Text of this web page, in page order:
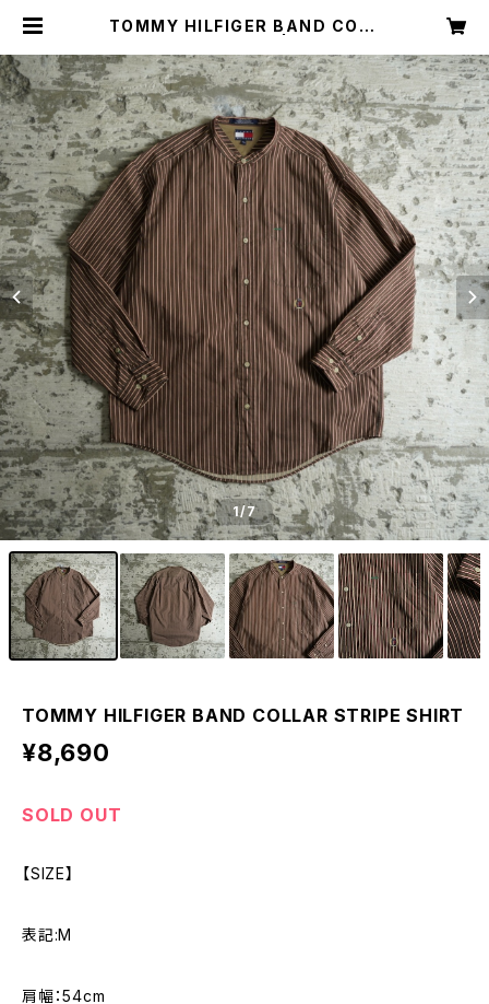
TOMMY HILFIGER BAND COLL
1/7
TOMMY HILFIGER BAND COLLAR STRIPE SHIRT
¥8,690
SOLD OUT
【SIZE】
表記:M
肩幅：54cm